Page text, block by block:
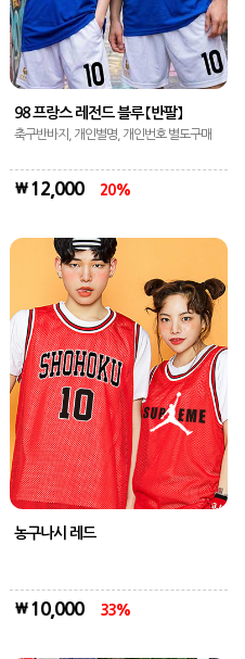
98 프랑스 레전드 블루 【반팔】
축구반바지, 개인별명, 개인번호 별도구매
12,000 20
농구나시 레드
10,000 33